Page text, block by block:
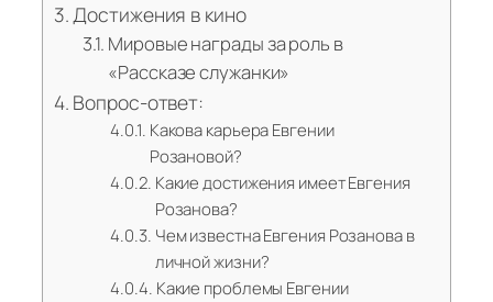
Достижения в кино
Мировые награды за роль в
«Рассказе служанки»
Вопрос-ответ:
Какова карьера Евгении
Розановой?
Какие достижения имеет Евгения
Розанова?
Чем известна Евгения Розанова в
личной жизни?
Какие проблемы Евгении